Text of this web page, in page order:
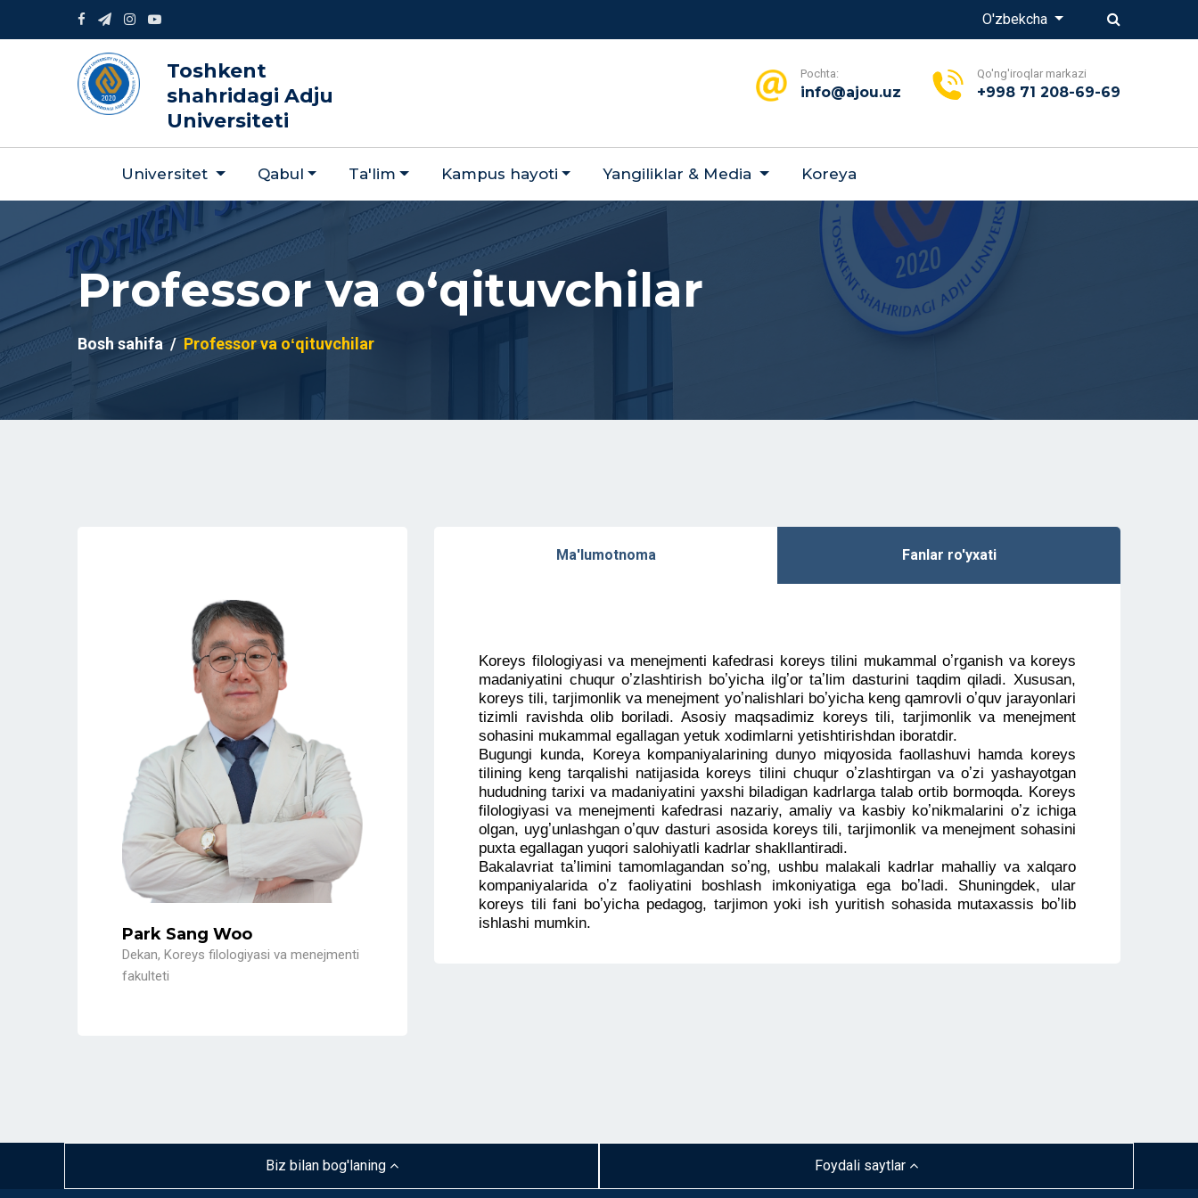
O'zbekcha
Toshkent
shahridagi Adju
Universiteti
Pochta:
info@ajou.uz
Qo'ng'iroqlar markazi
+998 71 208-69-69
Universitet Qabul Ta'lim Kampus hayoti Yangiliklar & Мedia Koreya
Professor va oʻqituvchilar
Bosh sahifa Professor va oʻqituvchilar
Park Sang Woo
Dekan, Koreys filologiyasi va menejmenti
fakulteti
Ma'lumotnoma Fanlar ro'yxati
Koreys filologiyasi va menejmenti kafedrasi koreys tilini mukammal oʼrganish va koreys
madaniyatini chuqur oʼzlashtirish boʼyicha ilgʼor taʼlim dasturini taqdim qiladi. Xususan,
koreys tili, tarjimonlik va menejment yoʼnalishlari boʼyicha keng qamrovli oʼquv jarayonlari
tizimli ravishda olib boriladi. Аsosiy maqsadimiz koreys tili, tarjimonlik va menejment
sohasini mukammal egallagan yetuk xodimlarni yetishtirishdan iboratdir.
Bugungi kunda, Koreya kompaniyalarining dunyo miqyosida faollashuvi hamda koreys
tilining keng tarqalishi natijasida koreys tilini chuqur oʼzlashtirgan va oʼzi yashayotgan
hududning tarixi va madaniyatini yaxshi biladigan kadrlarga talab ortib bormoqda. Koreys
filologiyasi va menejmenti kafedrasi nazariy, amaliy va kasbiy koʼnikmalarini oʼz ichiga
olgan, uygʼunlashgan oʼquv dasturi asosida koreys tili, tarjimonlik va menejment sohasini
puxta egallagan yuqori salohiyatli kadrlar shakllantiradi.
Bakalavriat taʼlimini tamomlagandan soʼng, ushbu malakali kadrlar mahalliy va xalqaro
kompaniyalarida oʼz faoliyatini boshlash imkoniyatiga ega boʼladi. Shuningdek, ular
koreys tili fani boʼyicha pedagog, tarjimon yoki ish yuritish sohasida mutaxassis boʼlib
ishlashi mumkin.
Biz bilan bog'laning Foydali saytlar